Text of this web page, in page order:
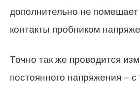
дополнительно не помешает
контакты пробником
Точно так же проводится
постоянного напряжения – с